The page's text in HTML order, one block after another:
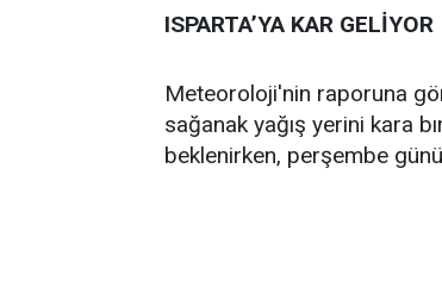
ISPARTA’YA KAR GELİYOR
Meteoroloji'nin raporuna
sağanak yağış yerini kara
beklenirken, perşembe